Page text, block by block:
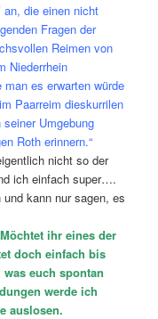
die einen nicht
Fragen der
Reimen von
Niederrhein
es erwarten würde
Paarreim dieskurrilen
Umgebung
Roth erinnern.“
nicht so der
ich einfach super….
kann nur sagen, es
ihr eines der
doch einfach bis
euch spontan
werde ich
auslosen.